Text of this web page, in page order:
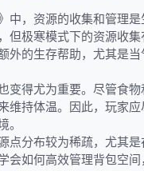
中，资源的收集和管理
但极寒模式下的资源收
外的生存帮助，尤其是
变得尤为重要。尽管食
维持体温。因此，玩家
。
点分布较为稀疏，尤其
会如何高效管理背包空